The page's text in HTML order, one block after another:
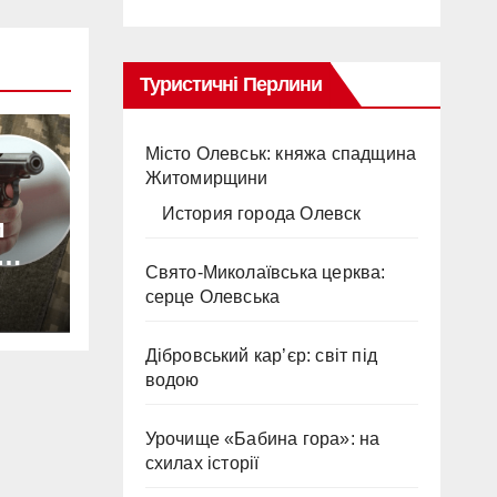
Туристичні Перлини
Місто Олевськ: княжа спадщина
Житомирщини
История города Олевск
Свято-Миколаївська церква:
серце Олевська
Дібровський кар’єр: світ під
водою
Урочище «Бабина гора»: на
схилах історії